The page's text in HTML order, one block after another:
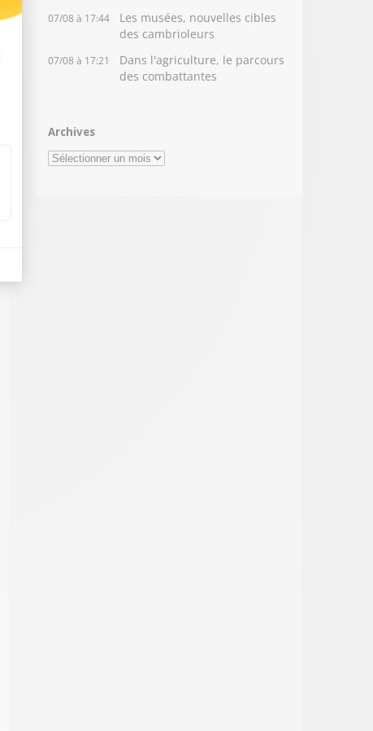
07/08 à 17:44
Les musées, nouvelles cibles
des cambrioleurs
07/08 à 17:21
Dans l'agriculture, le parcours
des combattantes
Archives
Archives